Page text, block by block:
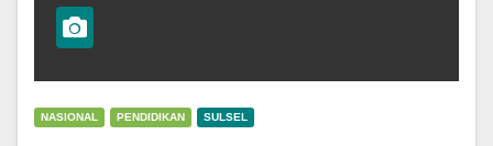
NASIONAL PENDIDIKAN SULSEL